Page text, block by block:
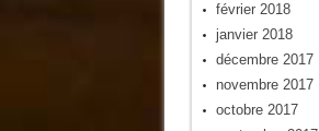
février 2018
janvier 2018
décembre 2017
novembre 2017
octobre 2017